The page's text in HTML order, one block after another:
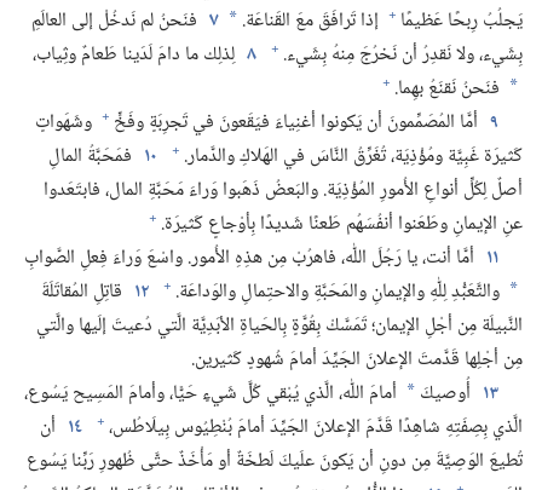
يَجلُبُ رِبحًا عَظيمًا + إذا تَرافَقَ معَ القَناعَة.‏ * ٧ فنَحنُ لم نَدخُلْ إلى العالَمِ
بِشَيء،‏ ولا نَقدِرُ أن نَخرُجَ مِنهُ بِشَيء.‏ + ٨ لِذلِك ما دامَ لَدَينا طَعامٌ وثِياب،‏
* فنَحنُ نَقنَعُ بهِما.‏ +
٩ أمَّا المُصَمِّمونَ أن يَكونوا أغنِياءَ فيَقَعونَ في تَجرِبَةٍ وفَخٍّ + وشَهَواتٍ
كَثيرَة غَبِيَّة ومُؤْذِيَة،‏ تُغَرِّقُ النَّاسَ في الهَلاكِ والدَّمار.‏ + ١٠ فمَحَبَّةُ المالِ
أصلٌ لِكُلِّ أنواعِ الأُمورِ المُؤْذِيَة.‏ والبَعضُ ذَهَبوا وَراءَ مَحَبَّةِ المال،‏ فابتَعَدوا
عنِ الإيمانِ وطَعَنوا أنفُسَهُم طَعنًا شَديدًا بِأوْجاعٍ كَثيرَة.‏ +
١١ أمَّا أنت،‏ يا رَجُلَ اللّٰه،‏ فاهرُبْ مِن هذِهِ الأُمور.‏ واسْعَ وَراءَ فِعلِ الصَّوابِ
* والتَّعَبُّدِ لِلّٰهِ والإيمانِ والمَحَبَّةِ والاحتِمالِ والوَداعَة.‏ + ١٢ قاتِلِ المُقاتَلَةَ
النَّبيلَة مِن أجْلِ الإيمان؛‏ تَمَسَّكْ بِقُوَّةٍ بِالحَياةِ الأبَدِيَّة الَّتي دُعيتَ إلَيها والَّتي
مِن أجْلِها قَدَّمتَ الإعلانَ الجَيِّدَ أمامَ شُهودٍ كَثيرين.‏
١٣ أُوصيكَ * أمامَ اللّٰه،‏ الَّذي يُبْقي كُلَّ شَيءٍ حَيًّا،‏ وأمامَ المَسِيح يَسُوع،‏
الَّذي بِصِفَتِهِ شاهِدًا قَدَّمَ الإعلانَ الجَيِّدَ أمامَ بُنْطِيُوس بِيلَاطُس،‏ + ١٤ أن
تُطيعَ الوَصِيَّةَ مِن دونِ أن يَكونَ علَيكَ لَطخَةٌ أو مَأْخَذٌ حتَّى ظُهورِ رَبِّنا يَسُوع